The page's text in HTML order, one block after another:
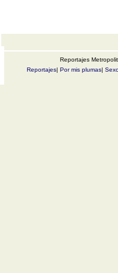
Reportajes
Reportajes| Por mis plumas|